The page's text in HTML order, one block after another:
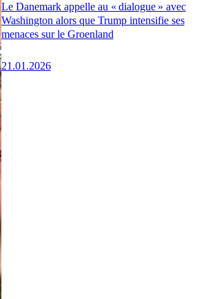
Le Danemark appelle au « dialogue » avec
Washington alors que Trump intensifie ses
menaces sur le Groenland
21.01.2026